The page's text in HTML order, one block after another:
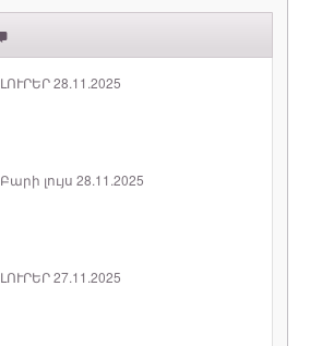
ԼՈՒՐԵՐ 28.11.2025
Բարի լույս 28.11.2025
ԼՈՒՐԵՐ 27.11.2025